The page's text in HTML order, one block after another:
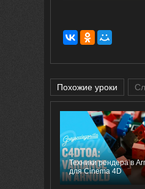
Похожие уроки
Техники рендера в
для Cinema 4D